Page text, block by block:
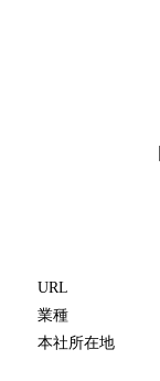
URL
業種
本社所在地